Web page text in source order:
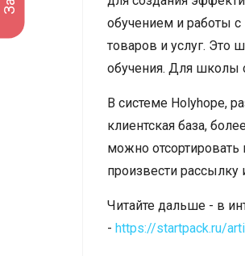
обучением и работы с
товаров и услуг. Это
обучения. Для школы
В системе Holyhope,
клиентская база,
можно отсортировать
произвести рассылку
Читайте дальше - в
- https://startpack.ru/